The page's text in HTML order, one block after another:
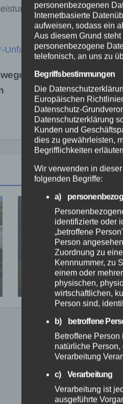
im karitativen
Unfall-Hilfe e.V.,
einem verdächtigen
FEUERWEHR NEUWIED
RETTUNGSDIENST
Flächenbrand bei
Oberdreis:
verhindert
auf Waldgebiet
7. AUG. 2026
personenbezogenen
Internetbasierte
aufweisen, sodass ein
Aus diesem Grund
personenbezogene
telefonisch, an uns zu
Begriffsbestimmungen
Die
Europäischen
Datenschutz-
Datenschutzerklärung
Kunden und
dies zu gewährleisten,
Begrifflichkeiten
Wir verwenden in
folgenden Begriffe:
a)
identifizierte oder
„betroffene
Person
Zuordnung zu
Kennnummer, zu
einem oder
physischen,
wirtschaftlichen,
Person sind,
b) betroffene
Betroffene
natürliche
Verarbeitung
c) Verarbeitung
Verarbeitung ist
ausgeführte